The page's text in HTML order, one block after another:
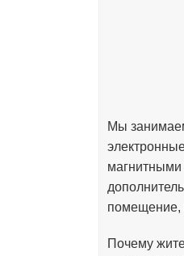
Мы
магнитными
помещение,
Почему